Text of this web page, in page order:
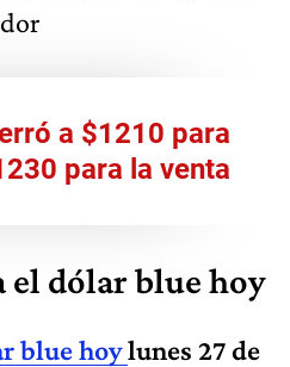
a $1210 para
para la venta
el dólar blue hoy
blue hoylunes 27 de